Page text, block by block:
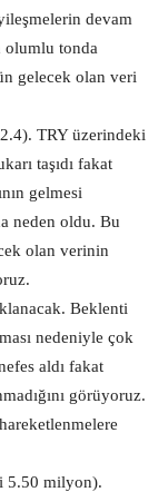
devam
olumlu tonda
gelecek olan veri
TRY üzerindeki
taşıdı fakat
gelmesi
neden oldu. Bu
olan verinin
Beklenti
nedeniyle çok
aldı fakat
görüyoruz.
5.50 milyon).